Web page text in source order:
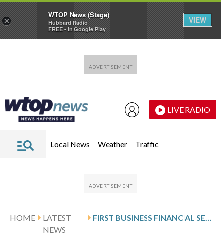
LIVE RADIO
Local News Weather Traffic
HOME
LATEST
NEWS
FIRST BUSINESS FINANCIAL SERVICES: Q1 EARNINGS SNAPSHOT
×
WTOP News (Stage)
Hubbard Radio
FREE - In Google Play
VIEW